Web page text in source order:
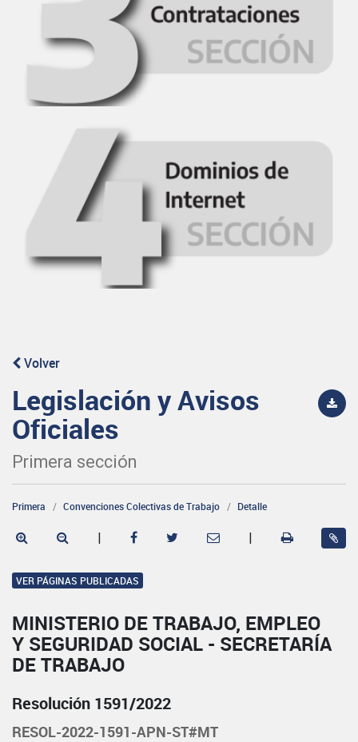
Volver
Legislación y Avisos
Oficiales
Primera sección
Primera Convenciones Colectivas de Trabajo Detalle
| |
VER PÁGINAS PUBLICADAS
MINISTERIO DE TRABAJO, EMPLEO
Y SEGURIDAD SOCIAL - SECRETARÍA
DE TRABAJO
Resolución 1591/2022
RESOL-2022-1591-APN-ST#MT